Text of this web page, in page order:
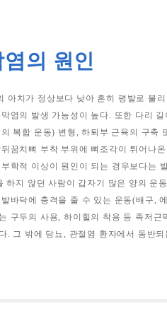
의 원인
아치가 정상보다 낮아 흔히 평발로 불
염의 발생 가능성이 높다. 또한 다리
복합 운동) 변형, 하퇴부 근육의 구축
꿈치뼈 부착 부위에 뼈조각이 튀어나
학적 이상이 원인이 되는 경우보다는
하지 않던 사람이 갑자기 많은 양의 운
바닥에 충격을 줄 수 있는 운동(배구,
구두의 사용, 하이힐의 착용 등 족저
. 그 밖에 당뇨, 관절염 환자에서 동반